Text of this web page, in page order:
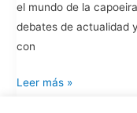
el mundo de la
debates de actualidad
con
Papoeira
Leer más »